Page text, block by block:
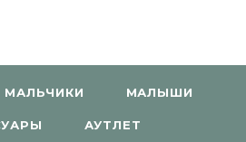
МАЛЬЧИКИ МАЛЫШИ
АУТЛЕТ